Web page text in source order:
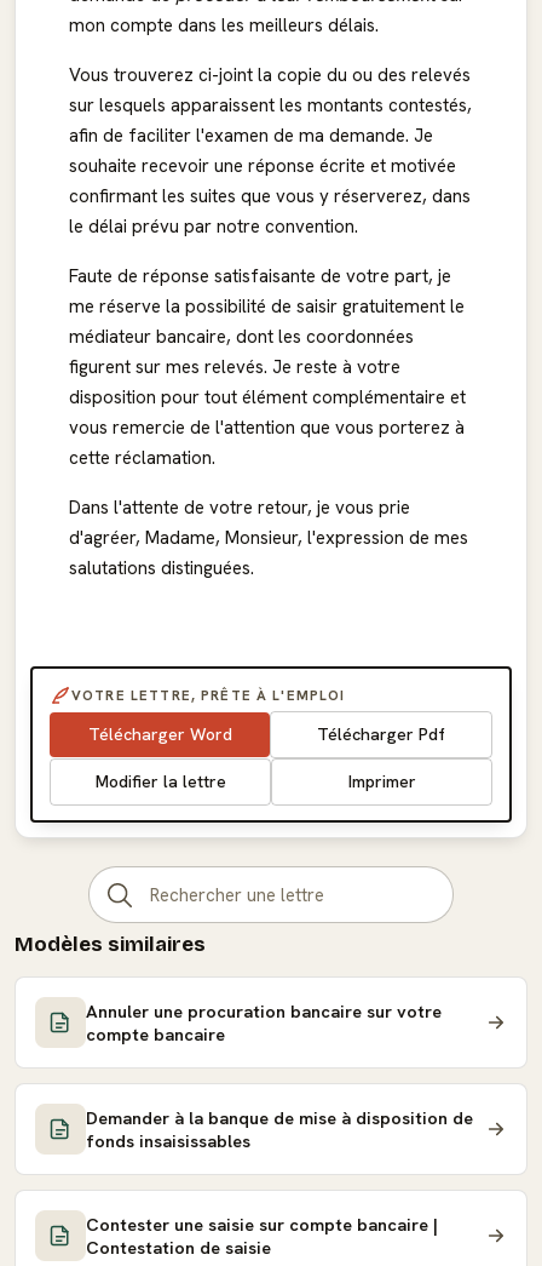
mon compte dans les meilleurs délais.
Vous trouverez ci-joint la copie du ou des relevés
sur lesquels apparaissent les montants contestés,
afin de faciliter l'examen de ma demande. Je
souhaite recevoir une réponse écrite et motivée
confirmant les suites que vous y réserverez, dans
le délai prévu par notre convention.
Faute de réponse satisfaisante de votre part, je
me réserve la possibilité de saisir gratuitement le
médiateur bancaire, dont les coordonnées
figurent sur mes relevés. Je reste à votre
disposition pour tout élément complémentaire et
vous remercie de l'attention que vous porterez à
cette réclamation.
Dans l'attente de votre retour, je vous prie
d'agréer, Madame, Monsieur, l'expression de mes
salutations distinguées.
VOTRE LETTRE, PRÊTE À L'EMPLOI
Télécharger Word Télécharger Pdf
Modifier la lettre Imprimer
Modèles similaires
Annuler une procuration bancaire sur votre
compte bancaire
Demander à la banque de mise à disposition de
fonds insaisissables
Contester une saisie sur compte bancaire |
Contestation de saisie